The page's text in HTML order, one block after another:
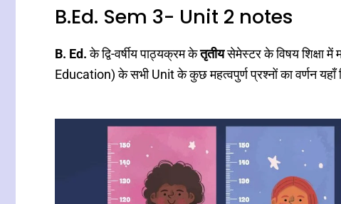
B.Ed. Sem 3- Unit 2 notes
B. Ed.के द्वि-वर्षीय पाठ्यक्रम केतृतीयसेमेस्टर के विषय शिक्षा
Education) के सभी Unit के कुछ महत्वपुर्ण प्रश्नों का वर्णन यहाँ